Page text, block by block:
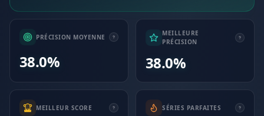
PRÉCISION MOYENNE
38.0%
MEILLEURE
PRÉCISION
38.0%
MEILLEUR SCORE SÉRIES PARFAITES